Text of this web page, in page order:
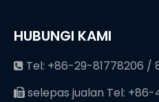
HUBUNGI KAMI
 Tel: +86-29-81778206 /
 selepas jualan Tel: